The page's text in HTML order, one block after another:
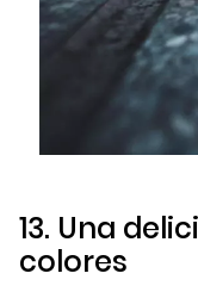
13. Una
colores